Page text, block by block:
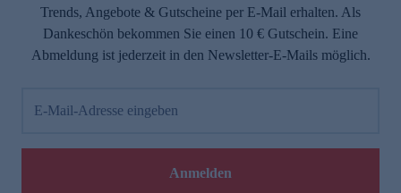
Trends, Angebote & Gutscheine per E-Mail erhalten. Als
Dankeschön bekommen Sie einen 10 € Gutschein. Eine
Abmeldung ist jederzeit in den Newsletter-E-Mails möglich.
E-Mail-Adresse eingeben
Anmelden